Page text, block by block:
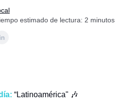
estimado de lectura: 2 minutos
“Latinoamérica" 🎶